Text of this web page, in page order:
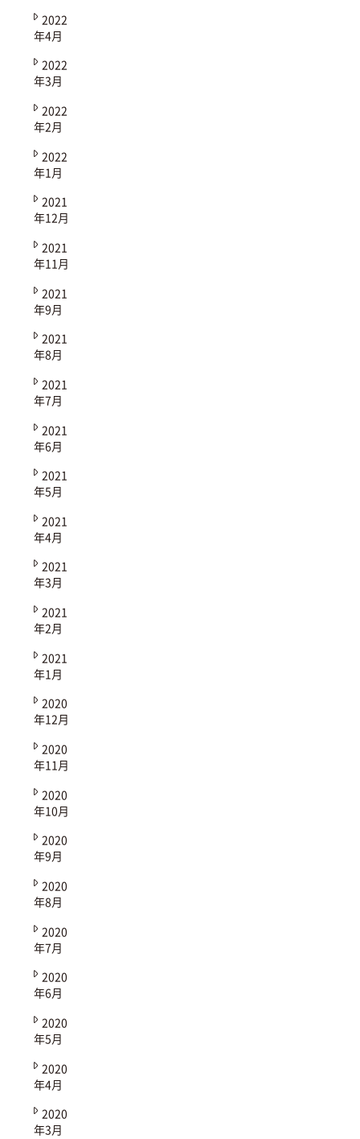
2022
年4月
2022
年3月
2022
年2月
2022
年1月
2021
年12月
2021
年11月
2021
年9月
2021
年8月
2021
年7月
2021
年6月
2021
年5月
2021
年4月
2021
年3月
2021
年2月
2021
年1月
2020
年12月
2020
年11月
2020
年10月
2020
年9月
2020
年8月
2020
年7月
2020
年6月
2020
年5月
2020
年4月
2020
年3月